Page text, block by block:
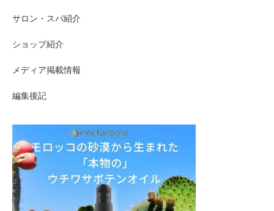
サロン・スパ紹介
ショップ紹介
メディア掲載情報
編集後記